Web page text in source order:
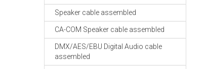
Speaker cable assembled
CA-COM Speaker cable assembled
DMX/AES/EBU Digital Audio cable
assembled